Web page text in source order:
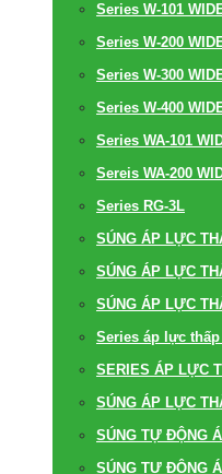
Series W-101
Series W-200
Series W-300
Series W-400
Series WA-101
Sereis WA-200
Series RG-3L
SÚNG ÁP LỰC
SÚNG ÁP LỰC
SÚNG ÁP LỰC
Series áp lực thấp
SERIES ÁP LỰC
SÚNG ÁP LỰC
SÚNG TỰ ĐỘNG
SÚNG TỰ ĐỘNG